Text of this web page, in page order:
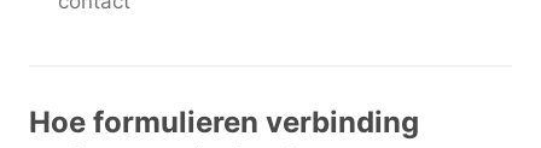
Hoe formulieren verbinding